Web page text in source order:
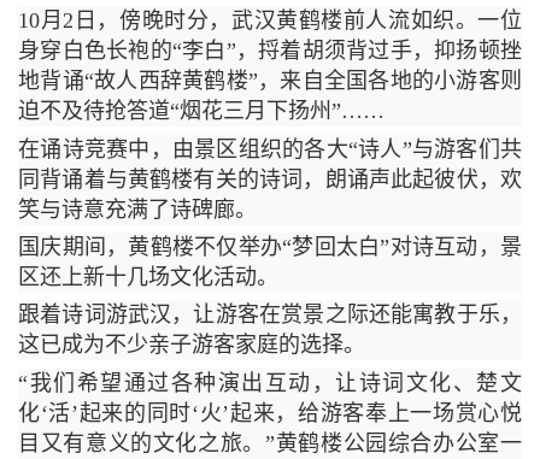
10月2日，傍晚时分，武汉黄鹤楼前人流如织。一位
身穿白色长袍的“李白”，捋着胡须背过手，抑扬顿挫
地背诵“故人西辞黄鹤楼”，来自全国各地的小游客则
迫不及待抢答道“烟花三月下扬州”……
在诵诗竞赛中，由景区组织的各大“诗人”与游客们共
同背诵着与黄鹤楼有关的诗词，朗诵声此起彼伏，欢
笑与诗意充满了诗碑廊。
国庆期间，黄鹤楼不仅举办“梦回太白”对诗互动，景
区还上新十几场文化活动。
跟着诗词游武汉，让游客在赏景之际还能寓教于乐，
这已成为不少亲子游客家庭的选择。
“我们希望通过各种演出互动，让诗词文化、楚文
化‘活’起来的同时‘火’起来，给游客奉上一场赏心悦
目又有意义的文化之旅。”黄鹤楼公园综合办公室一